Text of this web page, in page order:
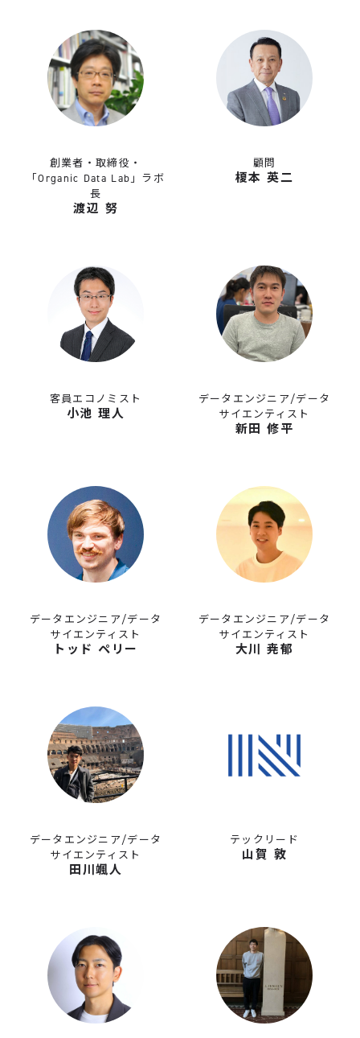
創業者・取締役・
「Organic Data Lab」ラボ
長
渡辺 努
顧問
榎本 英二
客員エコノミスト
小池 理人
データエンジニア/データ
サイエンティスト
新田 修平
データエンジニア/データ
サイエンティスト
トッド ペリー
データエンジニア/データ
サイエンティスト
大川 尭郁
データエンジニア/データ
サイエンティスト
田川颯人
テックリード
山賀 敦